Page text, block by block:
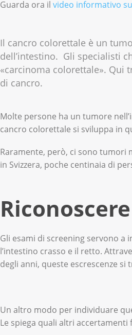
Guarda ora il video informativo
Il cancro colorettale è un
dell’intestino. Gli specialisti
«carcinoma colorettale». Qui
di cancro.
Molte persone ha un tumore
cancro colorettale si sviluppa in
Raramente, però, ci sono tumori
in Svizzera, poche centinaia di
Gli esami di screening servono
l’intestino crasso e il retto.
degli anni, queste escrescenze
Un altro modo per individuare
Le spiega quali altri accertamenti